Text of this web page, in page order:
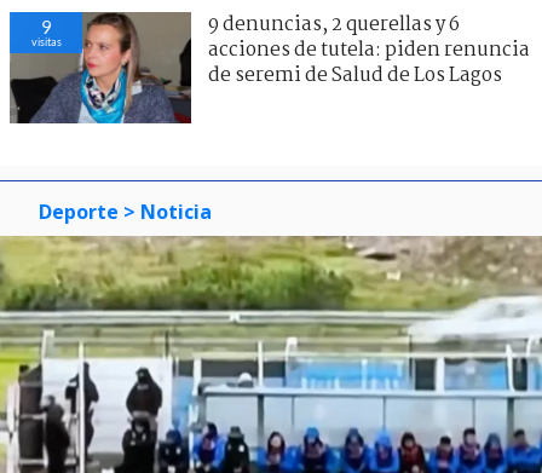
9
visitas
9 denuncias, 2 querellas y 6
acciones de tutela: piden renuncia
de seremi de Salud de Los Lagos
Deporte > Noticia